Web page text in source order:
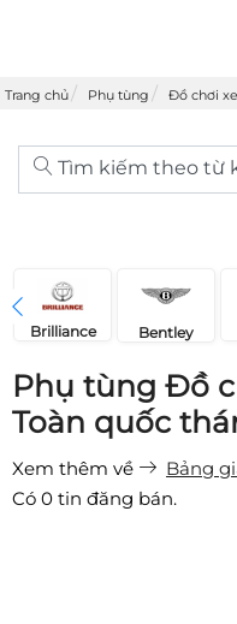
Trang chủ Phụ tùng Đồ chơi
Tìm kiếm theo từ
Brilliance Bentley
Phụ tùng Đồ
Toàn quốc
Xem thêm về
Bảng
Có 0 tin đăng bán.